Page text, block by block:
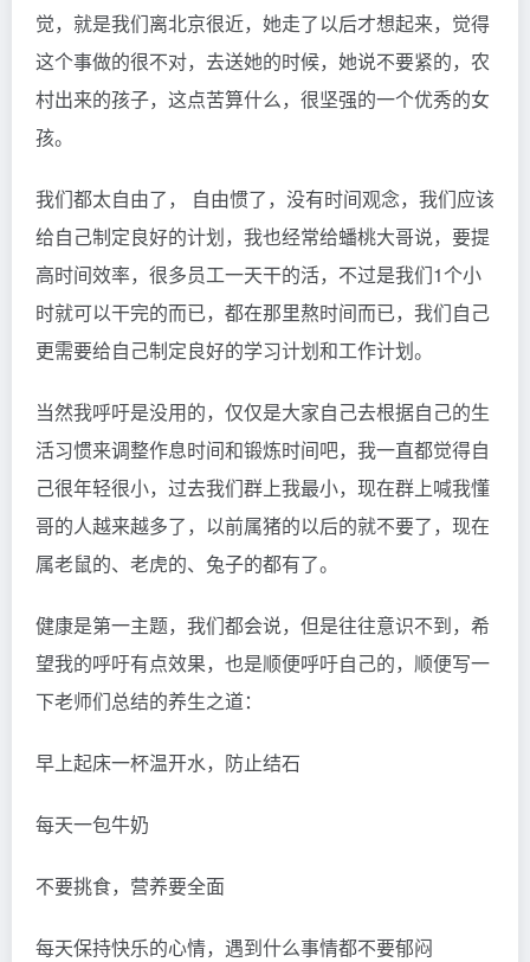
觉，就是我们离北京很近，她走了以后才想起来，觉得
这个事做的很不对，去送她的时候，她说不要紧的，农
村出来的孩子，这点苦算什么，很坚强的一个优秀的女
孩。
我们都太自由了， 自由惯了，没有时间观念，我们应该
给自己制定良好的计划，我也经常给蟠桃大哥说，要提
高时间效率，很多员工一天干的活，不过是我们1个小
时就可以干完的而已，都在那里熬时间而已，我们自己
更需要给自己制定良好的学习计划和工作计划。
当然我呼吁是没用的，仅仅是大家自己去根据自己的生
活习惯来调整作息时间和锻炼时间吧，我一直都觉得自
己很年轻很小，过去我们群上我最小，现在群上喊我懂
哥的人越来越多了，以前属猪的以后的就不要了，现在
属老鼠的、老虎的、兔子的都有了。
健康是第一主题，我们都会说，但是往往意识不到，希
望我的呼吁有点效果，也是顺便呼吁自己的，顺便写一
下老师们总结的养生之道：
早上起床一杯温开水，防止结石
每天一包牛奶
不要挑食，营养要全面
每天保持快乐的心情，遇到什么事情都不要郁闷